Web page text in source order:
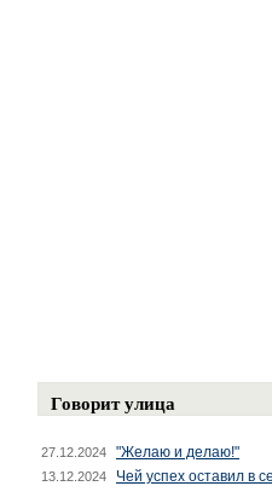
Говорит улица
27.12.2024 "Желаю и делаю!"
13.12.2024 Чей успех оставил в